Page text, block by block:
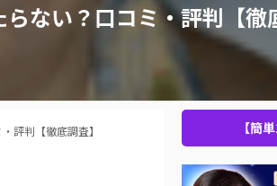
ない？口コミ・評判【徹
評判【徹底調査】 【簡